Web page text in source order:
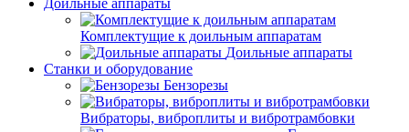
Доильные аппараты
Комплектущие к доильным аппаратам
Доильные аппараты
Станки и оборудование
Бензорезы
Вибраторы, виброплиты и вибротрамбовки